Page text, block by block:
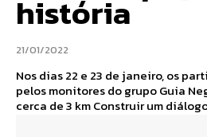
história
21/01/2022
Nos dias 22 e 23 de janeiro, os
pelos monitores do grupo Guia
cerca de 3 km Construir um